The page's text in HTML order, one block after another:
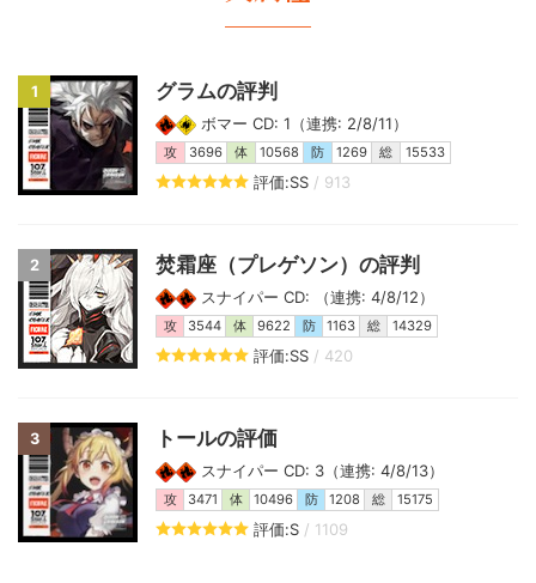
1 グラムの評判
ボマー CD: 1（連携: 2/8/11）
攻 3696 体 10568 防 1269 総 15533
評価:SS / 913
2 焚霜座（プレゲソン）の評判
スナイパー CD: （連携: 4/8/12）
攻 3544 体 9622 防 1163 総 14329
評価:SS / 420
3 トールの評価
スナイパー CD: 3（連携: 4/8/13）
攻 3471 体 10496 防 1208 総 15175
評価:S / 1109